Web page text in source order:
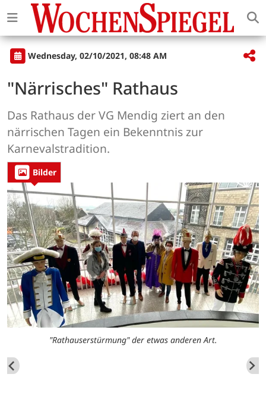
Wednesday, 02/10/2021, 08:48 AM
"Närrisches" Rathaus
Das Rathaus der VG Mendig ziert an den
närrischen Tagen ein Bekenntnis zur
Karnevalstradition.
Bilder
"Rathauserstürmung" der etwas anderen Art.